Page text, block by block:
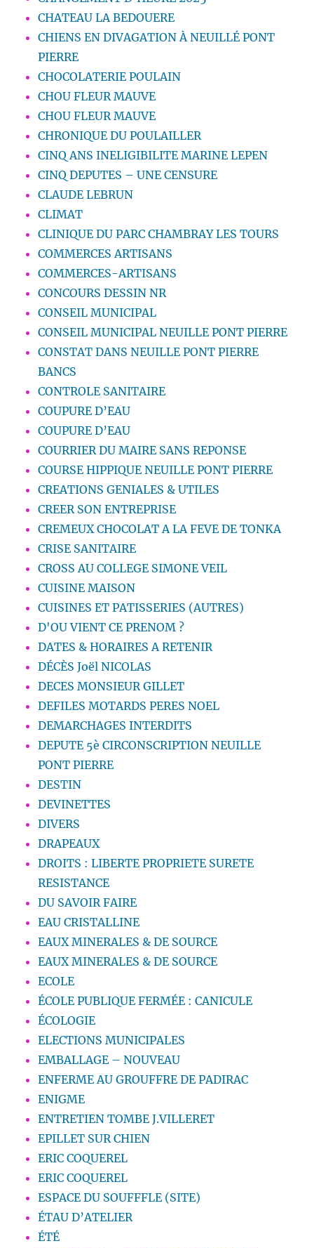
CHATEAU LA BEDOUERE
CHIENS EN DIVAGATION À NEUILLÉ PONT
PIERRE
CHOCOLATERIE POULAIN
CHOU FLEUR MAUVE
CHOU FLEUR MAUVE
CHRONIQUE DU POULAILLER
CINQ ANS INELIGIBILITE MARINE LEPEN
CINQ DEPUTES – UNE CENSURE
CLAUDE LEBRUN
CLIMAT
CLINIQUE DU PARC CHAMBRAY LES TOURS
COMMERCES ARTISANS
COMMERCES-ARTISANS
CONCOURS DESSIN NR
CONSEIL MUNICIPAL
CONSEIL MUNICIPAL NEUILLE PONT PIERRE
CONSTAT DANS NEUILLE PONT PIERRE
BANCS
CONTROLE SANITAIRE
COUPURE D’EAU
COUPURE D’EAU
COURRIER DU MAIRE SANS REPONSE
COURSE HIPPIQUE NEUILLE PONT PIERRE
CREATIONS GENIALES & UTILES
CREER SON ENTREPRISE
CREMEUX CHOCOLAT A LA FEVE DE TONKA
CRISE SANITAIRE
CROSS AU COLLEGE SIMONE VEIL
CUISINE MAISON
CUISINES ET PATISSERIES (AUTRES)
D'OU VIENT CE PRENOM ?
DATES & HORAIRES A RETENIR
DÉCÈS Joël NICOLAS
DECES MONSIEUR GILLET
DEFILES MOTARDS PERES NOEL
DEMARCHAGES INTERDITS
DEPUTE 5è CIRCONSCRIPTION NEUILLE
PONT PIERRE
DESTIN
DEVINETTES
DIVERS
DRAPEAUX
DROITS : LIBERTE PROPRIETE SURETE
RESISTANCE
DU SAVOIR FAIRE
EAU CRISTALLINE
EAUX MINERALES & DE SOURCE
EAUX MINERALES & DE SOURCE
ECOLE
ÉCOLE PUBLIQUE FERMÉE : CANICULE
ÉCOLOGIE
ELECTIONS MUNICIPALES
EMBALLAGE – NOUVEAU
ENFERME AU GROUFFRE DE PADIRAC
ENIGME
ENTRETIEN TOMBE J.VILLERET
EPILLET SUR CHIEN
ERIC COQUEREL
ERIC COQUEREL
ESPACE DU SOUFFFLE (SITE)
ÉTAU D’ATELIER
ÉTÉ